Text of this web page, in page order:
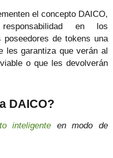
el concepto DAICO,
en los
de tokens una
les garantiza que verán al
o que les devolverán
DAICO?
inteligente en modo de